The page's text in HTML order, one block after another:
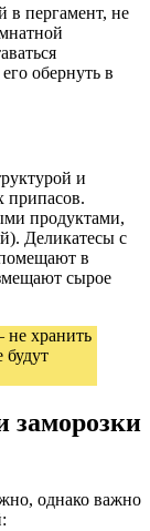
в пергамент, не
обернуть в
и
припасов.
продуктами,
Деликатесы с
в
сырое
не хранить
будут
заморозки
однако важно